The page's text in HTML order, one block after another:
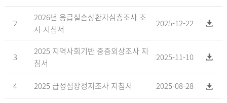
2
2026년 응급실손상환자심층조사 조
사 지침서
2025-12-22
3
2025 지역사회기반 중증외상조사 지
침서
2025-11-10
4 2025 급성심장정지조사 지침서 2025-08-28